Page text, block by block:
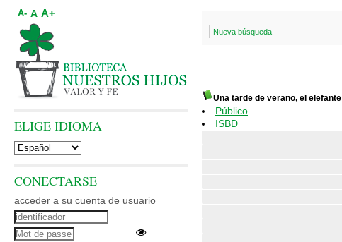
Nueva búsqueda
Una tarde de verano, el elefante
Público
ISBD
A- A A+
ELIGE IDIOMA
CONECTARSE
acceder a su cuenta de usuario